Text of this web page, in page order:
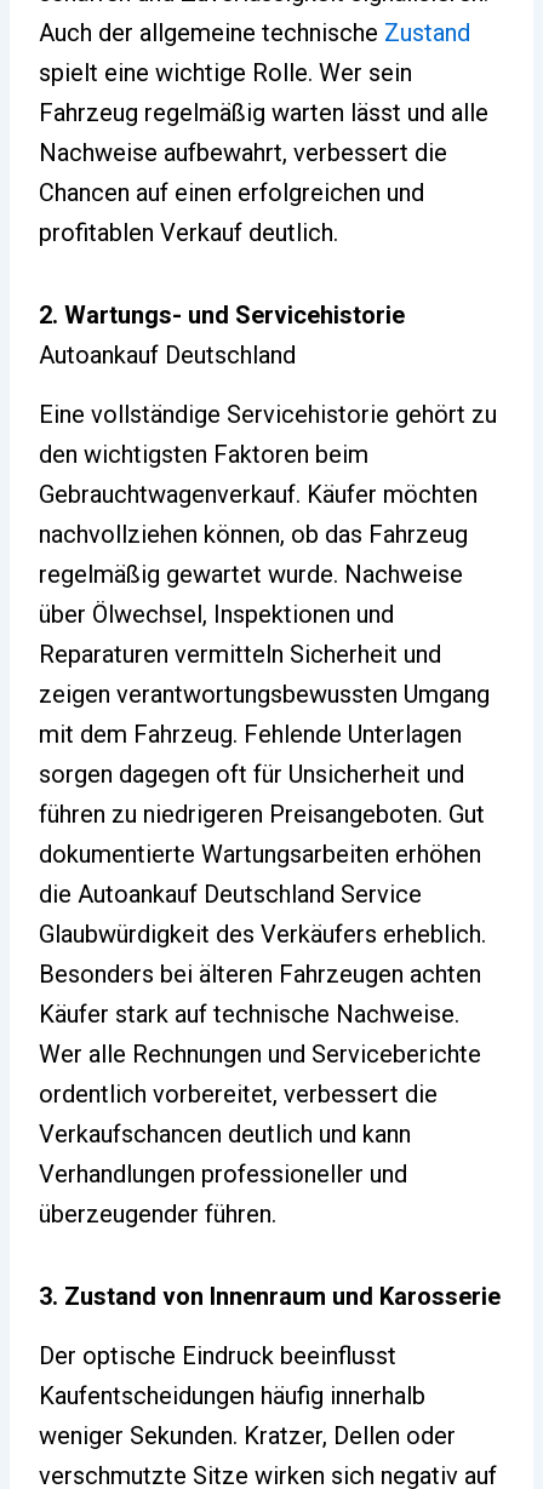
Auch der allgemeine technische Zustand
spielt eine wichtige Rolle. Wer sein
Fahrzeug regelmäßig warten lässt und alle
Nachweise aufbewahrt, verbessert die
Chancen auf einen erfolgreichen und
profitablen Verkauf deutlich.
2. Wartungs- und Servicehistorie
Autoankauf Deutschland
Eine vollständige Servicehistorie gehört zu
den wichtigsten Faktoren beim
Gebrauchtwagenverkauf. Käufer möchten
nachvollziehen können, ob das Fahrzeug
regelmäßig gewartet wurde. Nachweise
über Ölwechsel, Inspektionen und
Reparaturen vermitteln Sicherheit und
zeigen verantwortungsbewussten Umgang
mit dem Fahrzeug. Fehlende Unterlagen
sorgen dagegen oft für Unsicherheit und
führen zu niedrigeren Preisangeboten. Gut
dokumentierte Wartungsarbeiten erhöhen
die Autoankauf Deutschland Service
Glaubwürdigkeit des Verkäufers erheblich.
Besonders bei älteren Fahrzeugen achten
Käufer stark auf technische Nachweise.
Wer alle Rechnungen und Serviceberichte
ordentlich vorbereitet, verbessert die
Verkaufschancen deutlich und kann
Verhandlungen professioneller und
überzeugender führen.
3. Zustand von Innenraum und Karosserie
Der optische Eindruck beeinflusst
Kaufentscheidungen häufig innerhalb
weniger Sekunden. Kratzer, Dellen oder
verschmutzte Sitze wirken sich negativ auf